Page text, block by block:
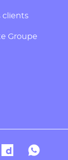
clients
Groupe
Docaposte
de
Youtube de
CompteCompte